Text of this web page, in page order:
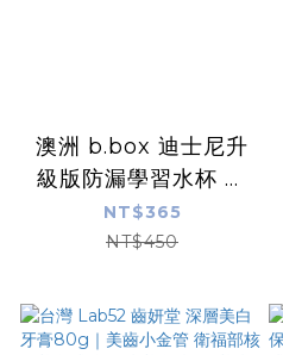
澳洲 b.box 迪士尼升
級版防漏學習水杯 水
壺 防漏 防漏 水杯 迪
士尼 水壺
NT$365
NT$450